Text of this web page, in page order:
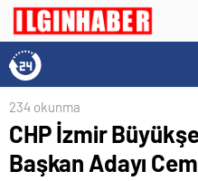
234 okunma
CHP İzmir
Başkan Adayı